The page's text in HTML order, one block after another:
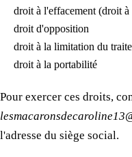
droit à l'effacement (droit
droit d'opposition
droit à la limitation du
droit à la portabilité
Pour exercer ces droits,
l'adresse du siège social.